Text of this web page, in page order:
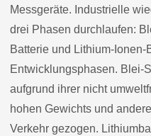
Messgeräte. Industrielle
drei Phasen durchlaufen:
Batterie und Lithium-Ionen-
Entwicklungsphasen. Blei-
aufgrund ihrer nicht
hohen Gewichts und
Verkehr gezogen.